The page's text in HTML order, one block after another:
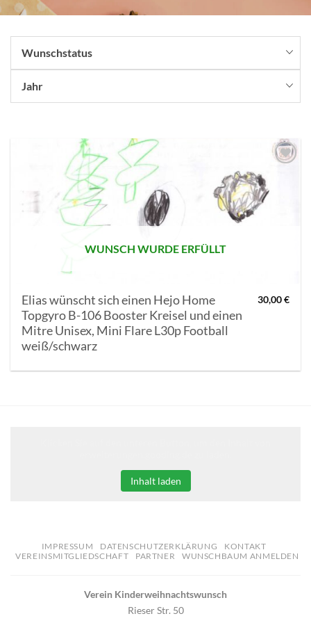
Wunschstatus
Jahr
AUF MEINE
MERKLISTE
SETZEN
WUNSCH WURDE ERFÜLLT
Elias wünscht sich einen Hejo Home
Topgyro B-106 Booster Kreisel und einen
Mitre Unisex, Mini Flare L30p Football
weiß/schwarz
30,00€
Inhalt laden
IMPRESSUM DATENSCHUTZERKLÄRUNG
KONTAKT
VEREINSMITGLIEDSCHAFT
PARTNER WUNSCHBAUM ANMELDEN
Verein Kinderweihnachtswunsch
Rieser Str. 50